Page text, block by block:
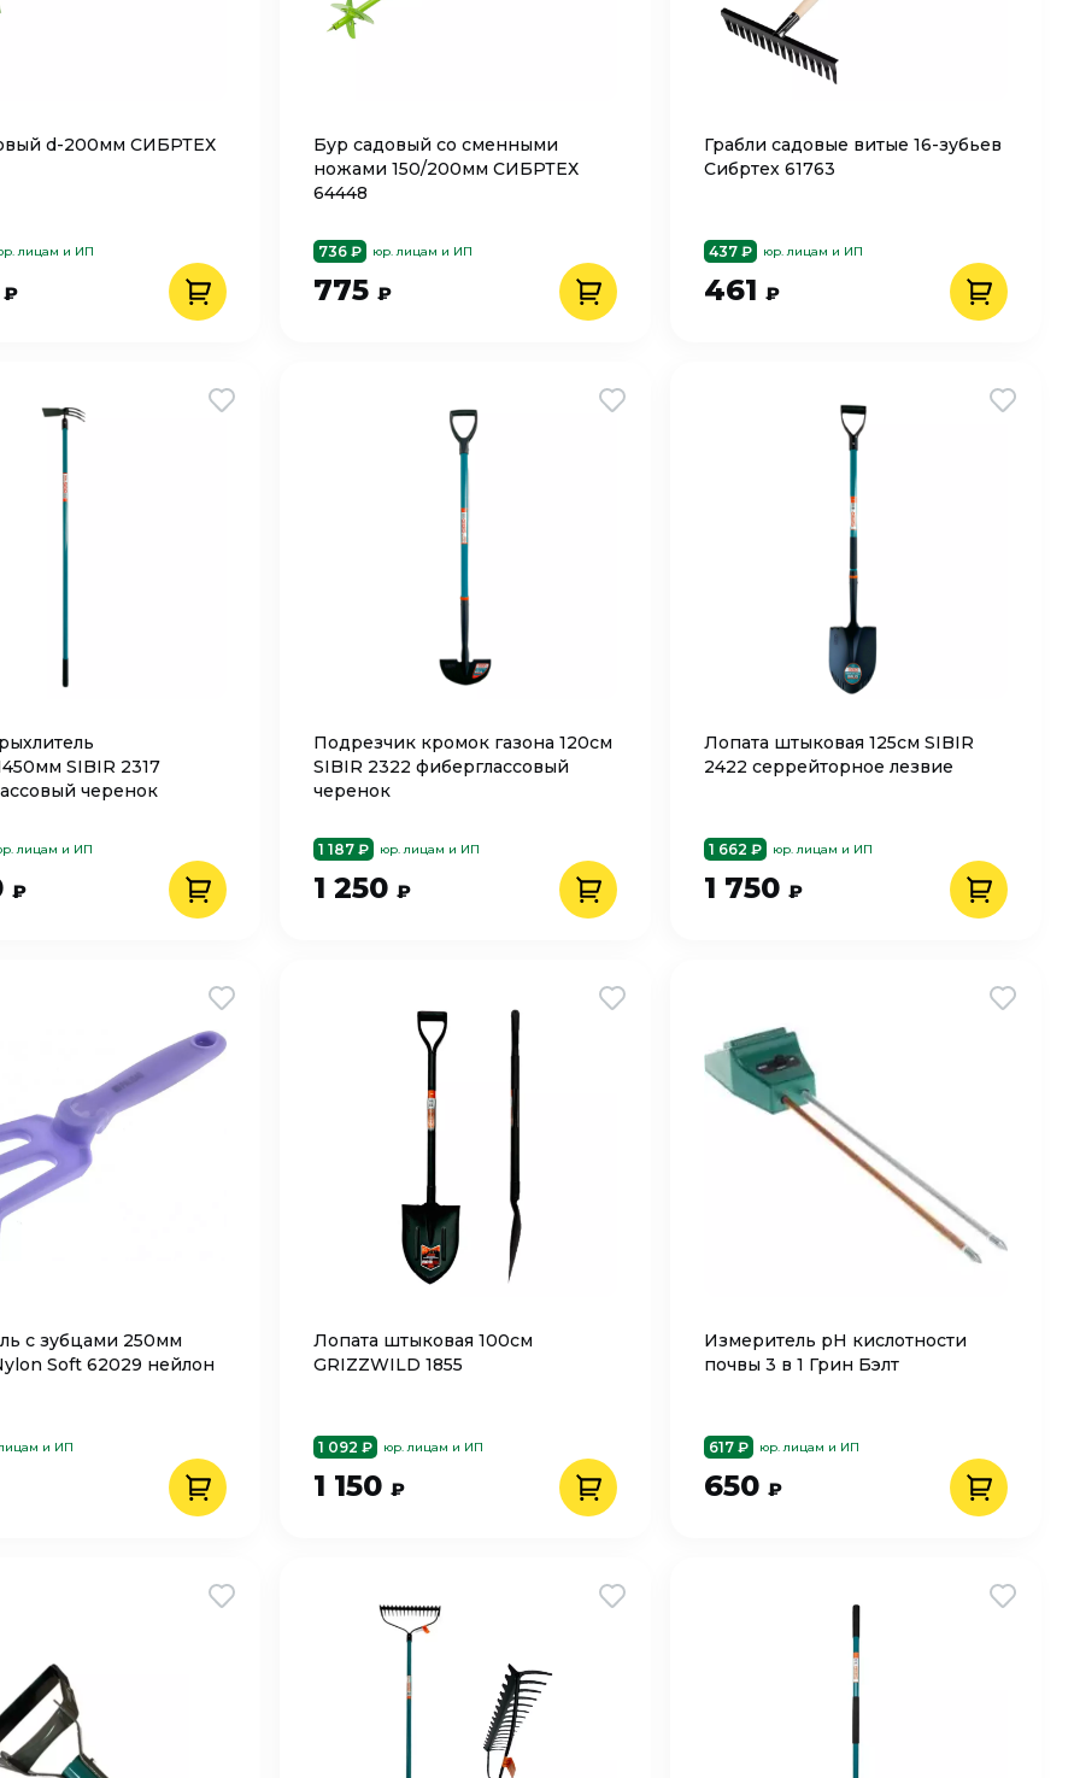
d-200мм СИБРТЕХ
лицам и ИП
₽
Бур садовый со сменными
ножами 150/200мм СИБРТЕХ
64448
736 ₽ юр. лицам и ИП
775 ₽
Грабли садовые витые 16-зубьев
Сибртех 61763
437 ₽ юр. лицам и ИП
461 ₽
SIBIR 2317
черенок
лицам и ИП
₽
Подрезчик кромок газона 120см
SIBIR 2322 фиберглассовый
черенок
1 187 ₽ юр. лицам и ИП
1 250 ₽
Лопата штыковая 125см SIBIR
2422 серрейторное лезвие
1 662 ₽ юр. лицам и ИП
1 750 ₽
с зубцами 250мм
Soft 62029 нейлон
и ИП
Лопата штыковая 100см
GRIZZWILD 1855
1 092 ₽ юр. лицам и ИП
1 150 ₽
Измеритель рН кислотности
почвы 3 в 1 Грин Бэлт
617 ₽ юр. лицам и ИП
650 ₽